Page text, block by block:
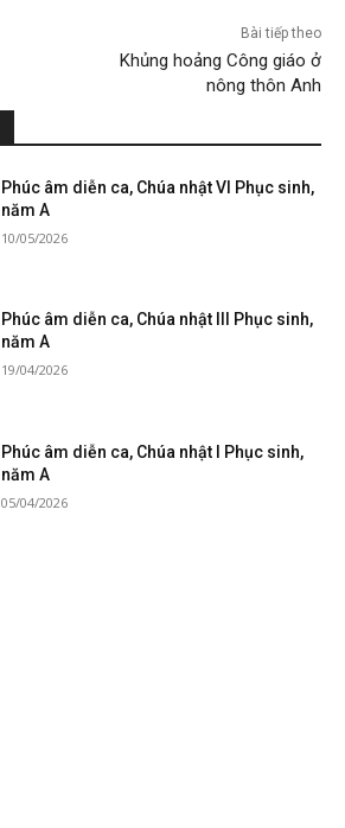
Bài tiếp theo
Khủng hoảng Công giáo ở
nông thôn Anh
Phúc âm diễn ca, Chúa nhật VI Phục sinh,
năm A
10/05/2026
Phúc âm diễn ca, Chúa nhật III Phục sinh,
năm A
19/04/2026
Phúc âm diễn ca, Chúa nhật I Phục sinh,
năm A
05/04/2026